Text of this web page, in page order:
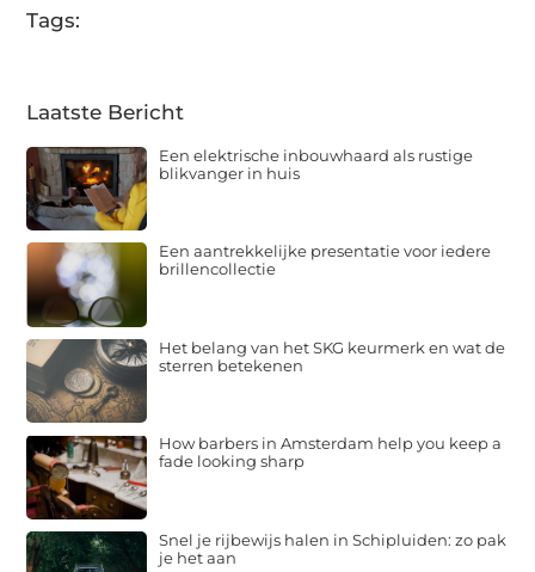
Tags:
Laatste Bericht
Een elektrische inbouwhaard als rustige
blikvanger in huis
Een aantrekkelijke presentatie voor iedere
brillencollectie
Het belang van het SKG keurmerk en wat de
sterren betekenen
How barbers in Amsterdam help you keep a
fade looking sharp
Snel je rijbewijs halen in Schipluiden: zo pak
je het aan